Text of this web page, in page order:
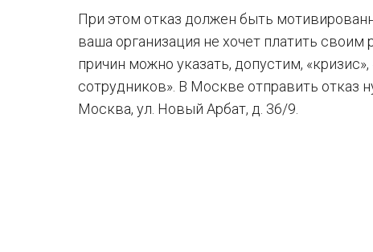
При этом отказ должен быть
ваша организация не хочет платить
причин можно указать, допустим,
сотрудников». В Москве отправить
Москва, ул. Новый Арбат, д. 36/9.